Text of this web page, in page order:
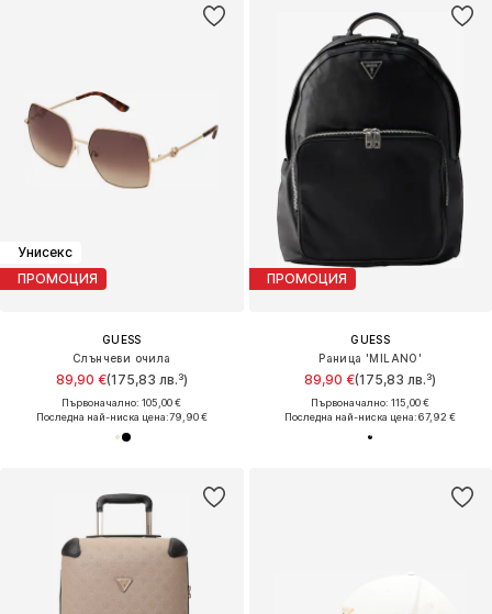
Унисекс
ПРОМОЦИЯ
GUESS
Слънчеви очила
89,90 €(175,83 лв.³)
Първоначално: 105,00 €
Последна най-ниска цена:79,90 €
ПРОМОЦИЯ
GUESS
Раница 'MILANO'
89,90 €(175,83 лв.³)
Първоначално: 115,00 €
Последна най-ниска цена:67,92 €